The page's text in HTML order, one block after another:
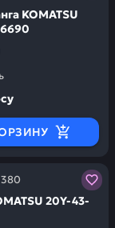
KOMATSU
гарантию
20Y-43-
запчасти у